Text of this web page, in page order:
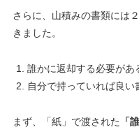
さらに、山積みの書類には
きました。
誰かに返却する必要があ
自分で持っていれば良い
まず、「紙」で渡された
「